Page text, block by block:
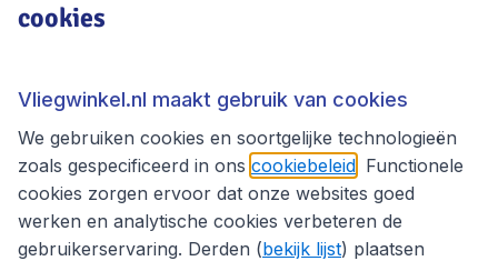
Vliegwinkel.nl
Thema's
cookies
Vliegwinkel.nl maakt gebruik van cookies
We gebruiken cookies en soortgelijke technologieën
zoals gespecificeerd in ons cookiebeleid . Functionele
cookies zorgen ervoor dat onze websites goed
werken en analytische cookies verbeteren de
gebruikerservaring. Derden (bekijk lijst) plaatsen